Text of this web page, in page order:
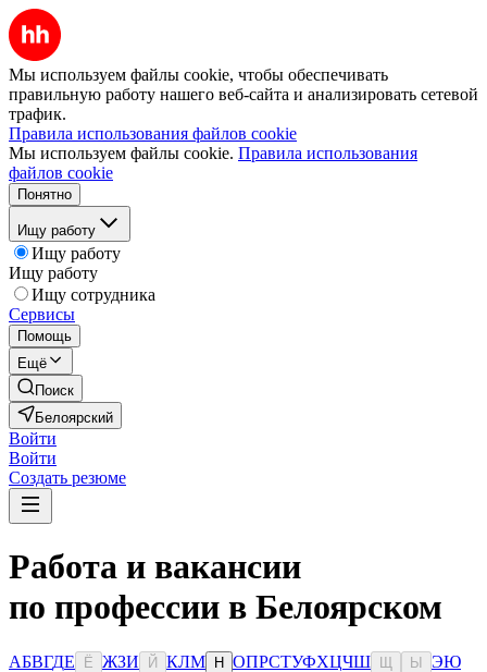
Мы используем файлы cookie, чтобы обеспечивать
правильную работу нашего веб-сайта и анализировать сетевой
трафик.
Правила использования файлов cookie
Мы используем файлы cookie. Правила использования
файлов cookie
Понятно
Ищу работу
Ищу работу
Ищу работу
Ищу сотрудника
Сервисы
Помощь
Ещё
Поиск
Белоярский
Войти
Войти
Создать резюме
Работа и вакансии
по профессии в Белоярском
АБВГДЕ Ё ЖЗИ Й КЛМ Н ОПРСТУФХЦЧШ Ы ЭЮ